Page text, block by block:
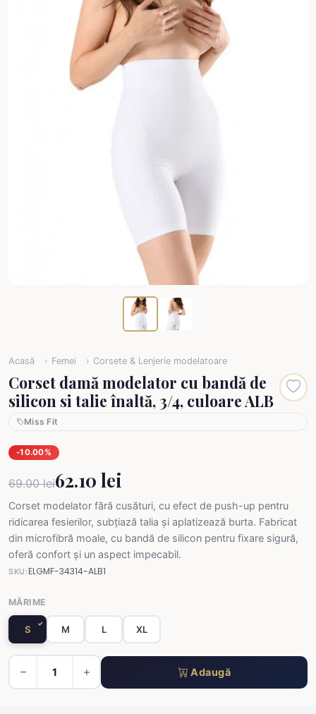
Acasă Femei Corsete & Lenjerie modelatoare
Corset damă modelator cu bandă de
silicon si talie înaltă, 3/4, culoare ALB
Miss Fit
-10.00%
69.00 lei62.10 lei
Corset modelator fără cusături, cu efect de push-up pentru
ridicarea fesierilor, subțiază talia și aplatizează burta. Fabricat
din microfibră moale, cu bandă de silicon pentru fixare sigură,
oferă confort și un aspect impecabil.
SKU:ELGMF-34314-ALB1
MĂRIME
S M L XL
Adaugă